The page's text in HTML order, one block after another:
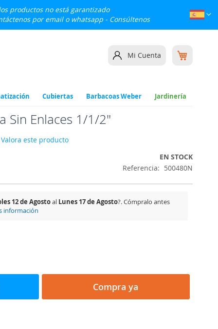
productos no está garantizado
por email o whatsapp - Consúltenos
Mi Cuenta
Cubiertas Barbacoas Weber Jardinería
Sin Enlaces 1/1/2"
Valora este producto
EN STOCK
Referencia
500480N
12 de Agostoal Lunes 17 de Agosto?. Cómpralo antes
información
Compra ya